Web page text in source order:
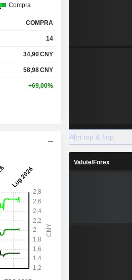
Compra
COMPRA
14
34,90CNY
58,98CNY
+69,00%
Altri top & flop
Valute/Forex